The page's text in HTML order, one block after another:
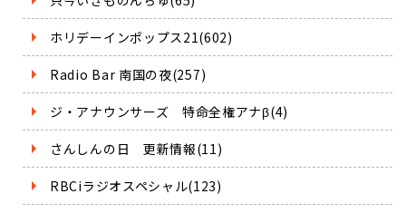
ホリデーインポップス21(602)
Radio Bar 南国の夜(257)
ジ・アナウンサーズ 特命全権アナβ(4)
さんしんの日 更新情報(11)
RBCiラジオスペシャル(123)